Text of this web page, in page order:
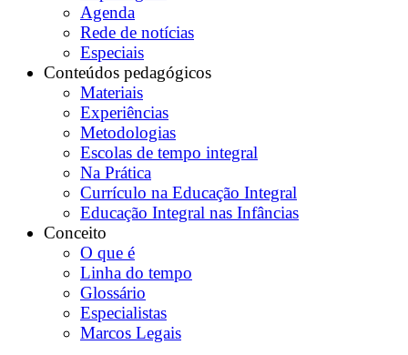
Agenda
Rede de notícias
Especiais
Conteúdos pedagógicos
Materiais
Experiências
Metodologias
Escolas de tempo integral
Na Prática
Currículo na Educação Integral
Educação Integral nas Infâncias
Conceito
O que é
Linha do tempo
Glossário
Especialistas
Marcos Legais